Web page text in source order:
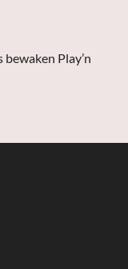
Play’n